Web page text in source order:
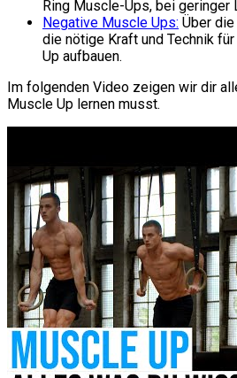
Ring Muscle-Ups, bei geringer
Negative Muscle Ups: Über
die nötige Kraft und Technik
Up aufbauen.
Im folgenden Video zeigen wir dir
Muscle Up lernen musst.